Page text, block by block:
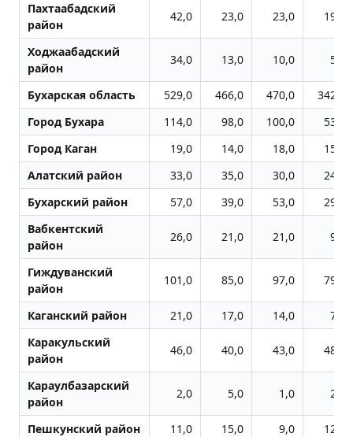
Пахтаабадский
район
42,0 23,0 23,0 19,0
Ходжаабадский
район
34,0 13,0 10,0 5,0
Бухарская область 529,0 466,0 470,0
342,0
Город Бухара
114,0 98,0 100,0
53,0
Город Каган
19,0 14,0 18,0
15,0
Алатский район
33,0 35,0 30,0
24,0
Бухарский район
57,0 39,0 53,0
29,0
Вабкентский
район
26,0 21,0 21,0 9,0
Гиждуванский
район
101,0 85,0 97,0 79,0
Каганский район 21,0 17,0 14,0
7,0
Каракульский
район
46,0 40,0 43,0 48,0
Караулбазарский
район
2,0 5,0 1,0 2,0
Пешкунский район 11,0 15,0 9,0
12,0